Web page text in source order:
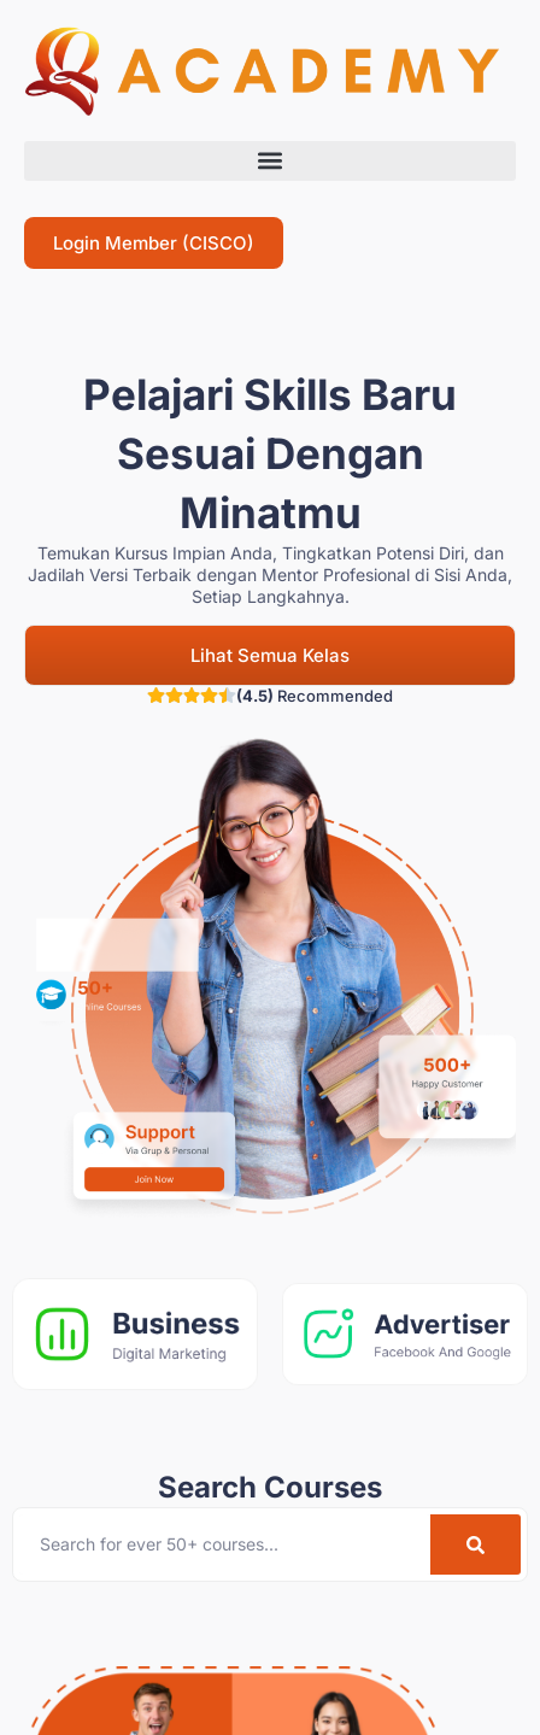
Login Member (CISCO)
Pelajari Skills Baru
Sesuai Dengan
Minatmu
Temukan Kursus Impian Anda, Tingkatkan Potensi Diri, dan
Jadilah Versi Terbaik dengan Mentor Profesional di Sisi Anda,
Setiap Langkahnya.
Lihat Semua Kelas
(4.5) Recommended
Search Courses